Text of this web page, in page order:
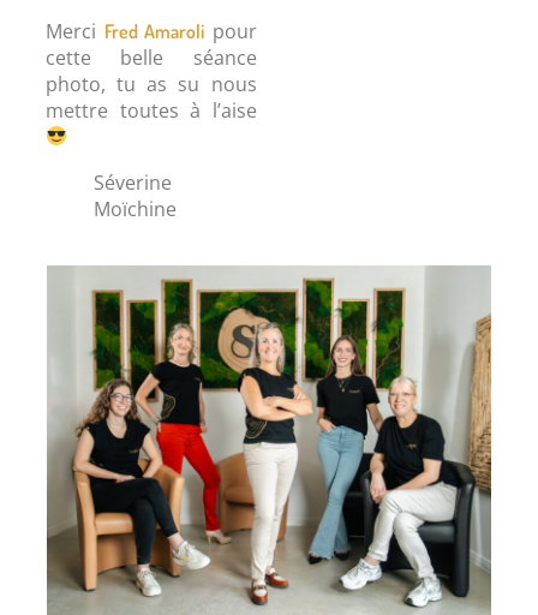
Merci Fred Amaroli pour
cette belle séance
photo, tu as su nous
mettre toutes à l’aise
Séverine
Moïchine